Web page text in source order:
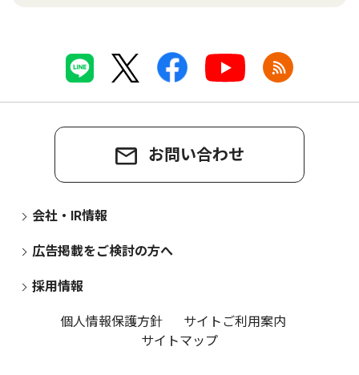
お問い合わせ
会社・IR情報
広告掲載をご検討の方へ
採用情報
個人情報保護方針
サイトご利用案内
サイトマップ